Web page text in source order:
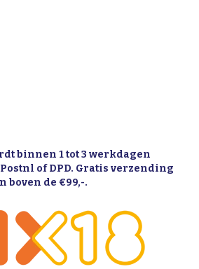
binnen 1 tot 3 werkdagen
of DPD. Gratis verzending
boven de €99,-.